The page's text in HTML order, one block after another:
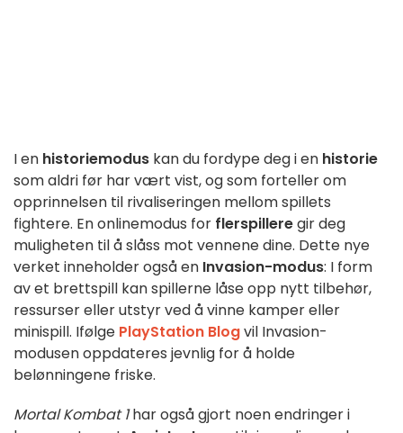
I en historiemodus kan du fordype deg i en historie
som aldri før har vært vist, og som forteller om
opprinnelsen til rivaliseringen mellom spillets
fightere. En onlinemodus for flerspilleregir deg
muligheten til å slåss mot vennene dine. Dette nye
verket inneholder også en Invasion-modus: I form
av et brettspill kan spillerne låse opp nytt tilbehør,
ressurser eller utstyr ved å vinne kamper eller
minispill. Ifølge PlayStation Blogvil Invasion-
modusen oppdateres jevnlig for å holde
belønningene friske.
Mortal Kombat 1har også gjort noen endringer i